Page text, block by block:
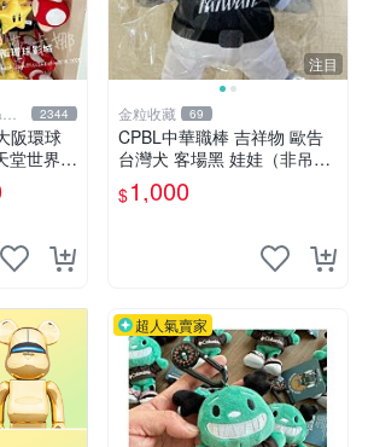
2344
阪環球
堂世界
諾比奧
菇 大金
注目
金粒收藏 69
CPBL中華職棒 吉祥物 歐告
台灣犬 客場黑 娃娃（非吊
飾）
$1,000
超人氣賣家